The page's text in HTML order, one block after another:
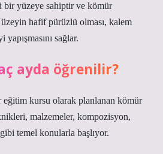
yüzeye sahiptir ve kömür
hafif pürüzlü olması, kalem
sağlar.
ayda öğrenilir?
kursu olarak planlanan kömür
malzemeler, kompozisyon,
temel konularla başlıyor.